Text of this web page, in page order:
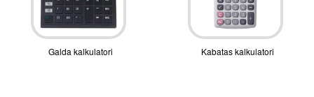
Galda kalkulatori Kabatas kalkulatori